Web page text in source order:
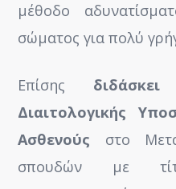
μέθοδο
σώματος για πολύ
Επίσης
Διαιτολογικής
Ασθενούς στο
σπουδών με